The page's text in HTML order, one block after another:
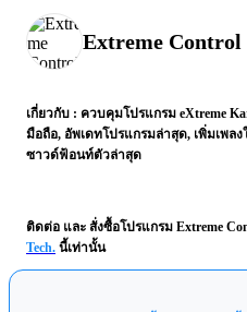
Andudo
Extreme Control
เกี่ยวกับ : ควบคุมโปรแกรม eXtreme
มือถือ, อัพเดทโปรแกรมล่าสุด, เพิ่มเพล
ซาวด์ฟ้อนท์ตัวล่าสุด
ติดต่อ และ สั่งซื้อโปรแกรม Extreme
Tech. นี้เท่านั้น